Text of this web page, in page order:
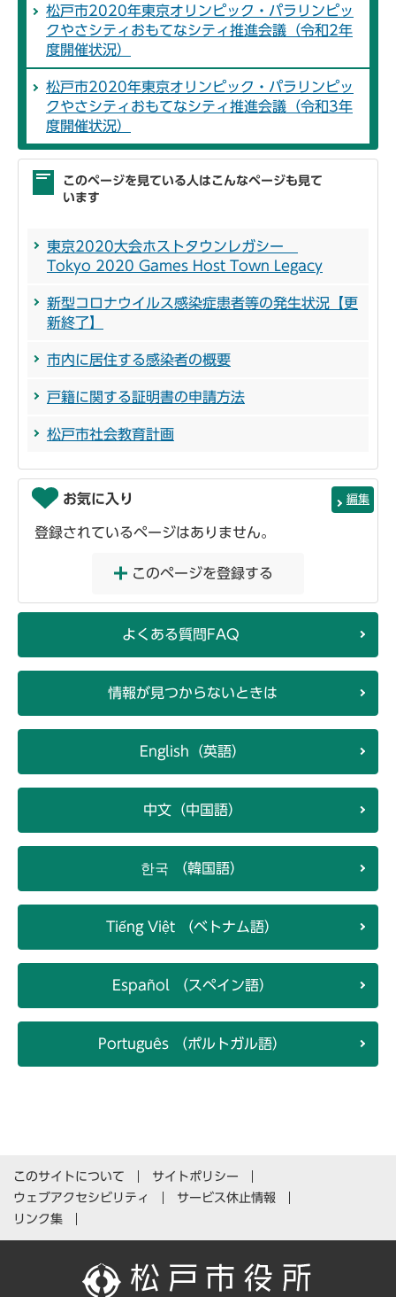
松戸市2020年東京オリンピック・パラリンピッ
クやさシティおもてなシティ推進会議（令和2年
度開催状況）
松戸市2020年東京オリンピック・パラリンピッ
クやさシティおもてなシティ推進会議（令和3年
度開催状況）
このページを見ている人はこんなページも見て
います
東京2020大会ホストタウンレガシー
Tokyo 2020 Games Host Town Legacy
新型コロナウイルス感染症患者等の発生状況【更
新終了】
市内に居住する感染者の概要
戸籍に関する証明書の申請方法
松戸市社会教育計画
お気に入り 編集
登録されているページはありません。
このページを登録する
よくある質問FAQ
情報が見つからないときは
English（英語）
中文（中国語）
한국 （韓国語）
Tiếng Việt （ベトナム語）
Español （スペイン語）
Português （ポルトガル語）
このサイトについて
サイトポリシー
ウェブアクセシビリティ
サービス休止情報
リンク集